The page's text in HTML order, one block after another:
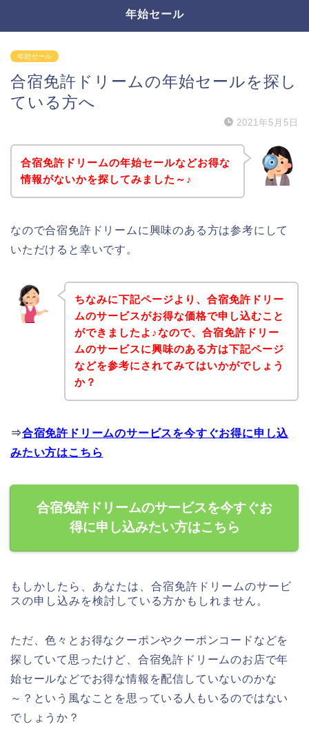
年始セール
年始セール
合宿免許ドリームの年始セールを探し
ている方へ
2021年5月5日
合宿免許ドリームの年始セールなどお得な
情報がないかを探してみました～♪
なので合宿免許ドリームに興味のある方は参考にして
いただけると幸いです。
ちなみに下記ページより、合宿免許ドリー
ムのサービスがお得な価格で申し込むこと
ができましたよ♪なので、合宿免許ドリー
ムのサービスに興味のある方は下記ページ
などを参考にされてみてはいかがでしょう
か？
⇒合宿免許ドリームのサービスを今すぐお得に申し込
みたい方はこちら
合宿免許ドリームのサービスを今すぐお
得に申し込みたい方はこちら
もしかしたら、あなたは、合宿免許ドリームのサービ
スの申し込みを検討している方かもしれません。
ただ、色々とお得なクーポンやクーポンコードなどを
探していて思ったけど、合宿免許ドリームのお店で年
始セールなどでお得な情報を配信していないのかな
～？という風なことを思っている人もいるのではない
でしょうか？